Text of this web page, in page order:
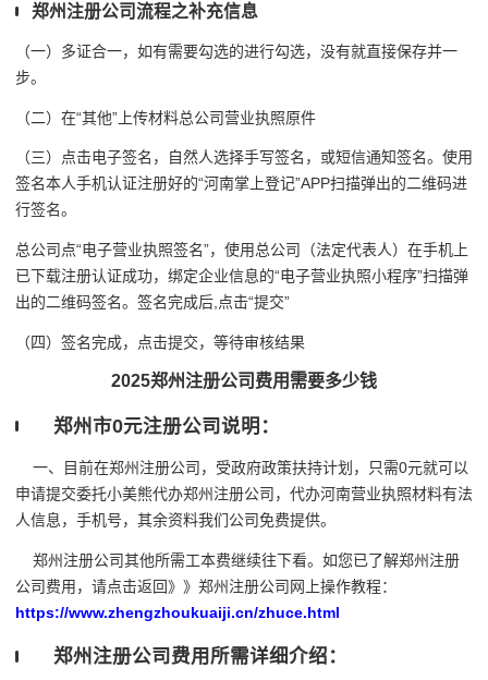
郑州注册公司流程之补充信息
（一）多证合一，如有需要勾选的进行勾选，没有就直接保存并一
步。
（二）在“其他”上传材料总公司营业执照原件
（三）点击电子签名，自然人选择手写签名，或短信通知签名。使用
签名本人手机认证注册好的“河南掌上登记”APP扫描弹出的二维码进
行签名。
总公司点“电子营业执照签名”，使用总公司（法定代表人）在手机上
已下载注册认证成功，绑定企业信息的“电子营业执照小程序”扫描弹
出的二维码签名。签名完成后,点击“提交”
（四）签名完成，点击提交，等待审核结果
2025郑州注册公司费用需要多少钱
郑州市0元注册公司说明：
一、目前在郑州注册公司，受政府政策扶持计划，只需0元就可以
申请提交委托小美熊代办郑州注册公司，代办河南营业执照材料有法
人信息，手机号，其余资料我们公司免费提供。
郑州注册公司其他所需工本费继续往下看。如您已了解郑州注册
公司费用，请点击返回》》郑州注册公司网上操作教程：
https://www.zhengzhoukuaiji.cn/zhuce.html
郑州注册公司费用所需详细介绍：